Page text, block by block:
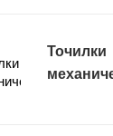
Точилки